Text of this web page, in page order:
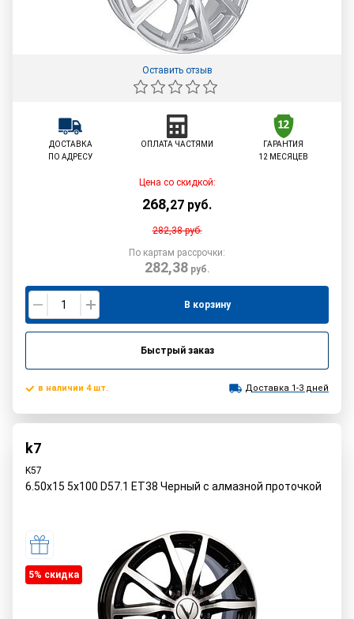
Оставить отзыв
ДОСТАВКА
ПО АДРЕСУ
ОПЛАТА ЧАСТЯМИ
ГАРАНТИЯ
12 МЕСЯЦЕВ
Цена со скидкой:
268,27 руб.
282,38руб.
По картам рассрочки:
282,38руб.
В корзину
Быстрый заказ
в наличии 4 шт. Доставка 1-3 дней
k7
K57
6.50x15 5x100 D57.1 ET38 Черный с алмазной проточкой
5% cкидка